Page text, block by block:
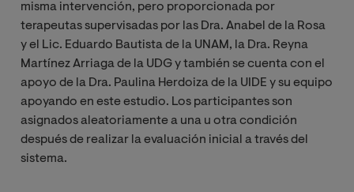
misma intervención, pero proporcionada por
terapeutas supervisadas por las Dra. Anabel de la Rosa
y el Lic. Eduardo Bautista de la UNAM, la Dra. Reyna
Martínez Arriaga de la UDG y también se cuenta con el
apoyo de la Dra. Paulina Herdoiza de la UIDE y su equipo
apoyando en este estudio. Los participantes son
asignados aleatoriamente a una u otra condición
después de realizar la evaluación inicial a través del
sistema.